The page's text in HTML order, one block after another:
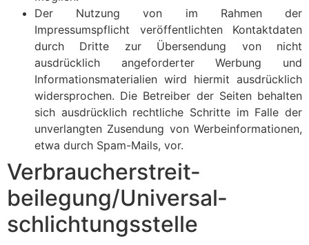
Der Nutzung von im Rahmen der
Impressumspflicht veröffentlichten Kontaktdaten
durch Dritte zur Übersendung von nicht
ausdrücklich angeforderter Werbung und
Informationsmaterialien wird hiermit ausdrücklich
widersprochen. Die Betreiber der Seiten behalten
sich ausdrücklich rechtliche Schritte im Falle der
unverlangten Zusendung von Werbeinformationen,
etwa durch Spam-Mails, vor.
Verbraucher­streit­
beilegung/Universal­
schlichtungs­stelle